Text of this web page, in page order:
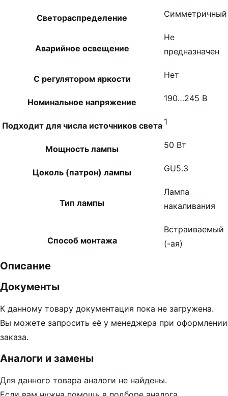
Светораспределение Симметричный
Аварийное освещение
Не
предназначен
С регулятором яркости Нет
Номинальное напряжение 190…245 В
Подходит для числа источников света 1
Мощность лампы 50 Вт
Цоколь (патрон) лампы GU5.3
Тип лампы
Лампа
накаливания
Способ монтажа
Встраиваемый
(-ая)
Описание
Документы
К данному товару документация пока не загружена.
Вы можете запросить её у менеджера при оформлении
заказа.
Аналоги и замены
Для данного товара аналоги не найдены.